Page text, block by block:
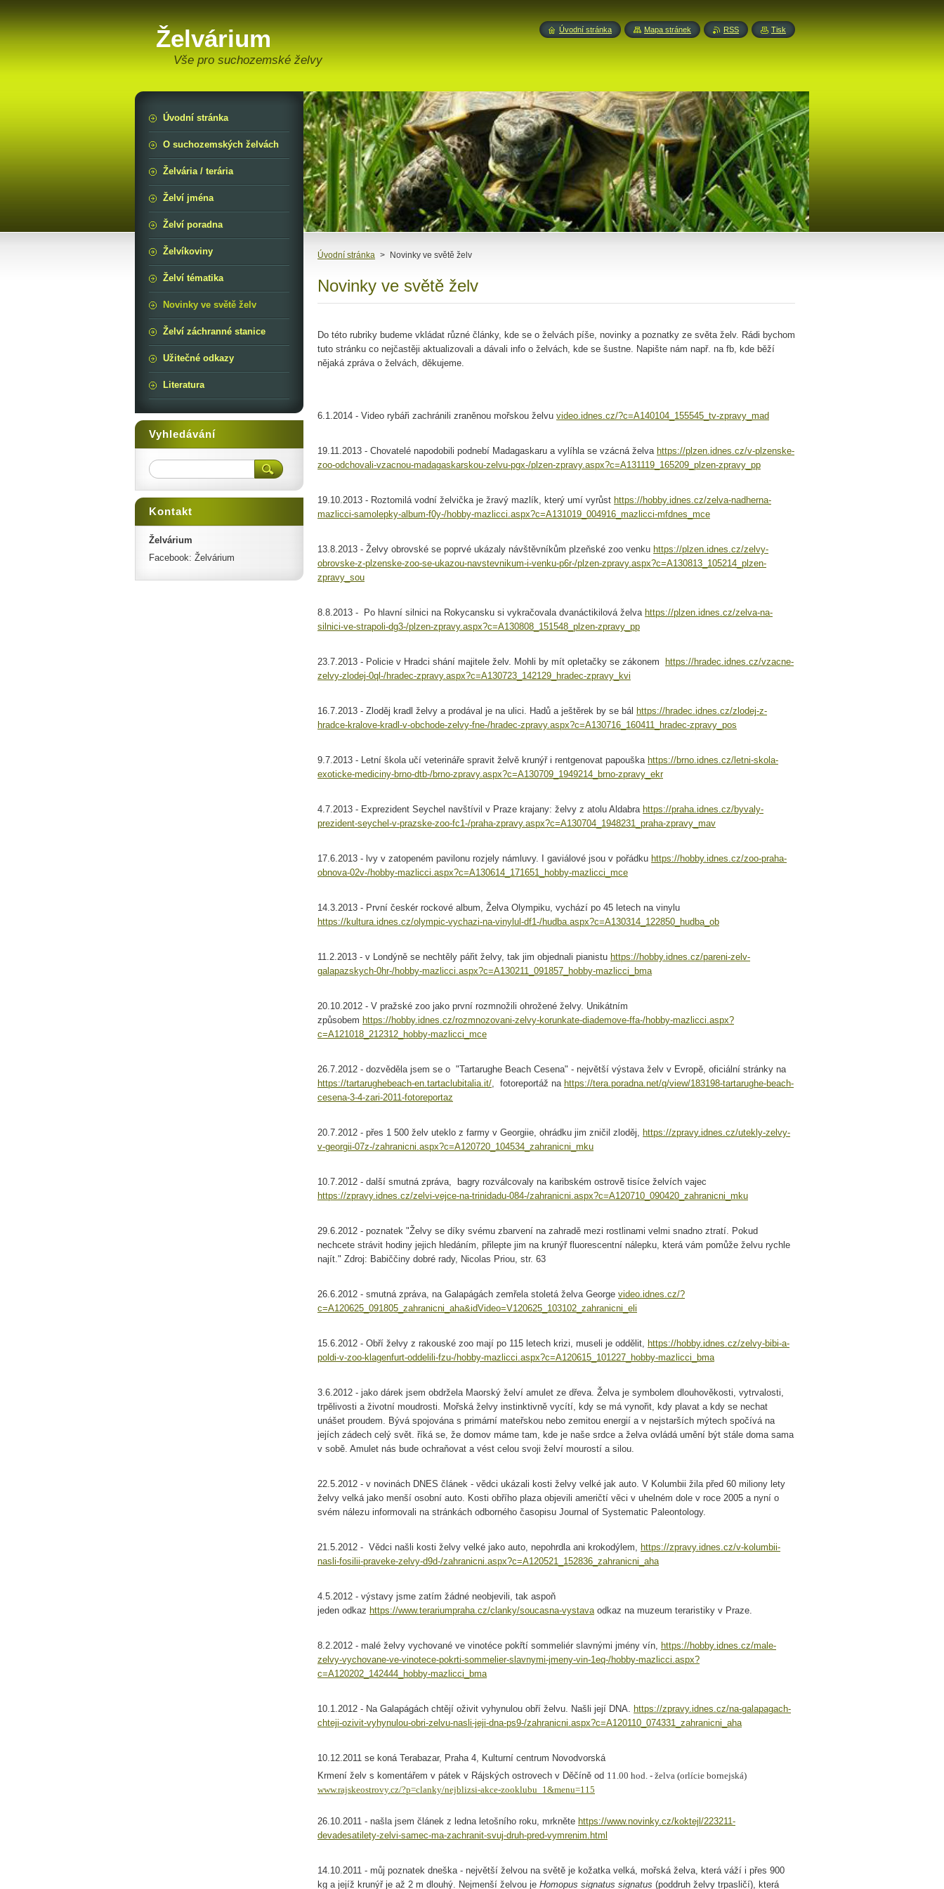
Želvárium
Vše pro suchozemské želvy
Úvodní stránka > Novinky ve světě želv
Novinky ve světě želv
Do této rubriky budeme vkládat různé články, kde se o želvách píše, novinky a poznatky ze světa želv. Rádi bychom
tuto stránku co nejčastěji aktualizovali a dávali info o želvách, kde se šustne. Napište nám např. na fb, kde běží
nějaká zpráva o želvách, děkujeme.
6.1.2014 - Video rybáři zachránili zraněnou mořskou želvu video.idnes.cz/?c=A140104_155545_tv-zpravy_mad
19.11.2013 - Chovatelé napodobili podnebí Madagaskaru a vylíhla se vzácná želva https://plzen.idnes.cz/v-plzenske-
zoo-odchovali-vzacnou-madagaskarskou-zelvu-pgx-/plzen-zpravy.aspx?c=A131119_165209_plzen-zpravy_pp
19.10.2013 - Roztomilá vodní želvička je žravý mazlík, který umí vyrůst https://hobby.idnes.cz/zelva-nadherna-
mazlicci-samolepky-album-f0y-/hobby-mazlicci.aspx?c=A131019_004916_mazlicci-mfdnes_mce
13.8.2013 - Želvy obrovské se poprvé ukázaly návštěvníkům plzeňské zoo venku https://plzen.idnes.cz/zelvy-
obrovske-z-plzenske-zoo-se-ukazou-navstevnikum-i-venku-p6r-/plzen-zpravy.aspx?c=A130813_105214_plzen-
zpravy_sou
8.8.2013 - Po hlavní silnici na Rokycansku si vykračovala dvanáctikilová želva https://plzen.idnes.cz/zelva-na-
silnici-ve-strapoli-dg3-/plzen-zpravy.aspx?c=A130808_151548_plzen-zpravy_pp
23.7.2013 - Policie v Hradci shání majitele želv. Mohli by mít opletačky se zákonem
https://hradec.idnes.cz/vzacne-
zelvy-zlodej-0ql-/hradec-zpravy.aspx?c=A130723_142129_hradec-zpravy_kvi
16.7.2013 - Zloděj kradl želvy a prodával je na ulici. Hadů a ještěrek by se bál https://hradec.idnes.cz/zlodej-z-
hradce-kralove-kradl-v-obchode-zelvy-fne-/hradec-zpravy.aspx?c=A130716_160411_hradec-zpravy_pos
9.7.2013 - Letní škola učí veterináře spravit želvě krunýř i rentgenovat papouška https://brno.idnes.cz/letni-skola-
exoticke-mediciny-brno-dtb-/brno-zpravy.aspx?c=A130709_1949214_brno-zpravy_ekr
4.7.2013 - Exprezident Seychel navštívil v Praze krajany: želvy z atolu Aldabra https://praha.idnes.cz/byvaly-
prezident-seychel-v-prazske-zoo-fc1-/praha-zpravy.aspx?c=A130704_1948231_praha-zpravy_mav
17.6.2013 - lvy v zatopeném pavilonu rozjely námluvy. I gaviálové jsou v pořádku https://hobby.idnes.cz/zoo-praha-
obnova-02v-/hobby-mazlicci.aspx?c=A130614_171651_hobby-mazlicci_mce
14.3.2013 - První českér rockové album, Želva Olympiku, vychází po 45 letech na vinylu
https://kultura.idnes.cz/olympic-vychazi-na-vinylul-df1-/hudba.aspx?c=A130314_122850_hudba_ob
11.2.2013 - v Londýně se nechtěly pářit želvy, tak jim objednali pianistu https://hobby.idnes.cz/pareni-zelv-
galapazskych-0hr-/hobby-mazlicci.aspx?c=A130211_091857_hobby-mazlicci_bma
20.10.2012 - V pražské zoo jako první rozmnožili ohrožené želvy. Unikátním
způsobem https://hobby.idnes.cz/rozmnozovani-zelvy-korunkate-diademove-ffa-/hobby-mazlicci.aspx?
c=A121018_212312_hobby-mazlicci_mce
26.7.2012 - dozvěděla jsem se o "Tartarughe Beach Cesena" - největší výstava želv v Evropě, oficiální stránky na
https://tartarughebeach-en.tartaclubitalia.it/, fotoreportáž na https://tera.poradna.net/q/view/183198-tartarughe-beach-
cesena-3-4-zari-2011-fotoreportaz
20.7.2012 - přes 1 500 želv uteklo z farmy v Georgiie, ohrádku jim zničil zloděj, https://zpravy.idnes.cz/utekly-zelvy-
v-georgii-07z-/zahranicni.aspx?c=A120720_104534_zahranicni_mku
10.7.2012 - další smutná zpráva, bagry rozválcovaly na karibském ostrově tisíce želvích vajec
https://zpravy.idnes.cz/zelvi-vejce-na-trinidadu-084-/zahranicni.aspx?c=A120710_090420_zahranicni_mku
29.6.2012 - poznatek "Želvy se díky svému zbarvení na zahradě mezi rostlinami velmi snadno ztratí. Pokud
nechcete strávit hodiny jejich hledáním, přilepte jim na krunýř fluorescentní nálepku, která vám pomůže želvu rychle
najít." Zdroj: Babiččiny dobré rady, Nicolas Priou, str. 63
26.6.2012 - smutná zpráva, na Galapágách zemřela stoletá želva George video.idnes.cz/?
c=A120625_091805_zahranicni_aha&idVideo=V120625_103102_zahranicni_eli
15.6.2012 - Obří želvy z rakouské zoo mají po 115 letech krizi, museli je oddělit, https://hobby.idnes.cz/zelvy-bibi-a-
poldi-v-zoo-klagenfurt-oddelili-fzu-/hobby-mazlicci.aspx?c=A120615_101227_hobby-mazlicci_bma
3.6.2012 - jako dárek jsem obdržela Maorský želví amulet ze dřeva. Želva je symbolem dlouhověkosti, vytrvalosti,
trpělivosti a životní moudrosti. Mořská želvy instinktivně vycítí, kdy se má vynořit, kdy plavat a kdy se nechat
unášet proudem. Bývá spojována s primární mateřskou nebo zemitou energií a v nejstarších mýtech spočívá na
jejích zádech celý svět. říká se, že domov máme tam, kde je naše srdce a želva ovládá umění být stále doma sama
v sobě. Amulet nás bude ochraňovat a vést celou svoji želví mourostí a silou.
22.5.2012 - v novinách DNES článek - vědci ukázali kosti želvy velké jak auto. V Kolumbii žila před 60 miliony lety
želvy velká jako menší osobní auto. Kosti obřího plaza objevili američtí věci v uhelném dole v roce 2005 a nyní o
svém nálezu informovali na stránkách odborného časopisu Journal of Systematic Paleontology.
21.5.2012 - Vědci našli kosti želvy velké jako auto, nepohrdla ani krokodýlem, https://zpravy.idnes.cz/v-kolumbii-
nasli-fosilii-praveke-zelvy-d9d-/zahranicni.aspx?c=A120521_152836_zahranicni_aha
4.5.2012 - výstavy jsme zatím žádné neobjevili, tak aspoň
jeden odkaz https://www.terariumpraha.cz/clanky/soucasna-vystavaodkaz na muzeum teraristiky v Praze.
8.2.2012 - malé želvy vychované ve vinotéce pokřtí sommeliér slavnými jmény vín, https://hobby.idnes.cz/male-
zelvy-vychovane-ve-vinotece-pokrti-sommelier-slavnymi-jmeny-vin-1eq-/hobby-mazlicci.aspx?
c=A120202_142444_hobby-mazlicci_bma
10.1.2012 - Na Galapágách chtějí oživit vyhynulou obří želvu. Našli její DNA. https://zpravy.idnes.cz/na-galapagach-
chteji-ozivit-vyhynulou-obri-zelvu-nasli-jeji-dna-ps9-/zahranicni.aspx?c=A120110_074331_zahranicni_aha
10.12.2011 se koná Terabazar, Praha 4, Kulturní centrum Novodvorská
Krmení želv s komentářem v pátek v Rájských ostrovech v Děčíně od 11.00 hod. - želva (orlície bornejská)
www.rajskeostrovy.cz/?p=clanky/nejblizsi-akce-zooklubu_1&menu=115
26.10.2011 - našla jsem článek z ledna letošního roku, mrkněte https://www.novinky.cz/koktejl/223211-
devadesatilety-zelvi-samec-ma-zachranit-svuj-druh-pred-vymrenim.html
14.10.2011 - můj poznatek dneška - největší želvou na světě je kožatka velká, mořská želva, která váží i přes 900
kg a jejíž krunýř je až 2 m dlouhý. Nejmenší želvou je Homopus signatus signatus (poddruh želvy trpasličí), která
Úvodní stránka
O suchozemských želvách
Želvária / terária
Želví jména
Želví poradna
Želvíkoviny
Želví tématika
Novinky ve světě želv
Želví záchranné stanice
Užitečné odkazy
Literatura
Vyhledávání
Kontakt
Želvárium
Facebook: Želvárium
Úvodní stránka Mapa stránek RSS Tisk